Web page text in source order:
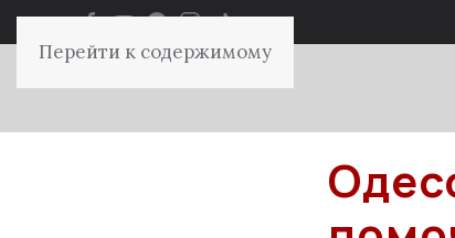
Перейти к содержимому